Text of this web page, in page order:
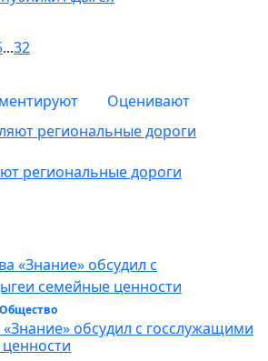
...32
Оценивают
региональные дороги
обсудил с госслужащими